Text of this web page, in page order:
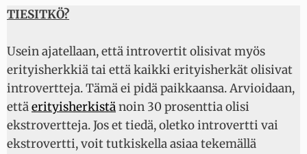
TIESITKÖ?
Usein ajatellaan, että introvertit olisivat myös
erityisherkkiä tai että kaikki erityisherkät olisivat
introvertteja. Tämä ei pidä paikkaansa. Arvioidaan,
ettäerityisherkistänoin 30 prosenttia olisi
ekstrovertteja. Jos et tiedä, oletko introvertti vai
ekstrovertti, voit tutkiskella asiaa tekemällä